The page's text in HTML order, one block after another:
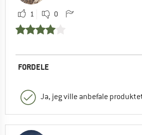
1 0
FORDELE
Ja, jeg ville anbefale